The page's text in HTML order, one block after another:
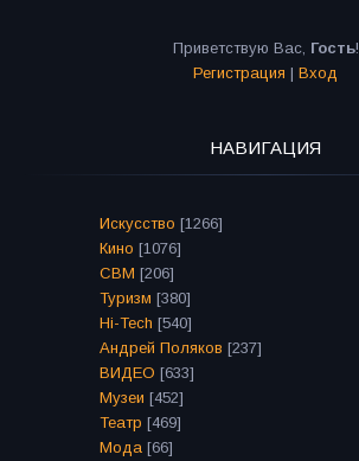
Приветствую Вас, Гость!
Регистрация | Вход
НАВИГАЦИЯ
Искусство [1266]
Кино [1076]
СВМ [206]
Туризм [380]
Hi-Tech [540]
Андрей Поляков [237]
ВИДЕО [633]
Музеи [452]
Театр [469]
Мода [66]